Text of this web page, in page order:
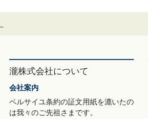
瀧株式会社について
会社案内
ベルサイユ条約の証文用紙を漉いたの
は我々のご先祖さまです。